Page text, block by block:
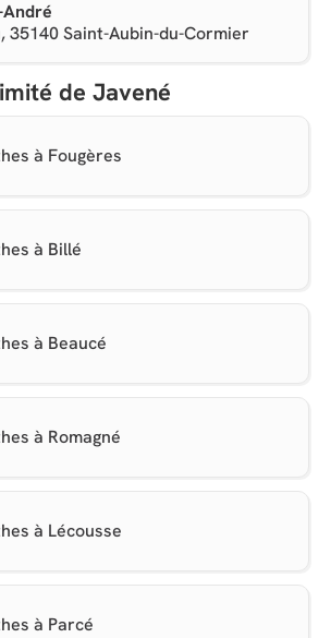
André
35140 Saint-Aubin-du-Cormier
de Javené
à Fougères
à Billé
à Beaucé
à Romagné
à Lécousse
à Parcé